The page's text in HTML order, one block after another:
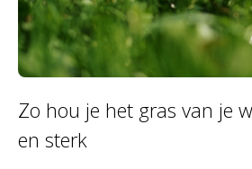
Zo hou je het gras van je
en sterk